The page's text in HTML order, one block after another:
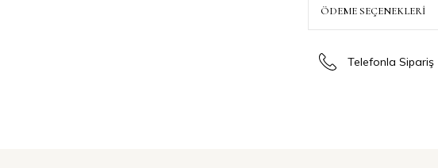
ÖDEME SEÇENEKLERI
Telefonla Sipariş